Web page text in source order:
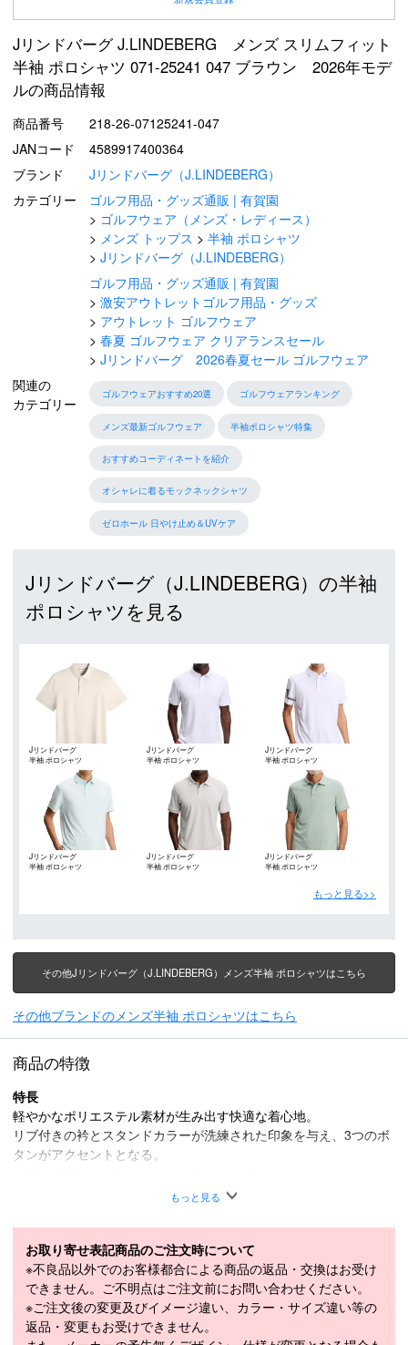
Jリンドバーグ J.LINDEBERG メンズ スリムフィット
半袖 ポロシャツ 071-25241 047 ブラウン 2026年モデ
ルの商品情報
商品番号
218-26-07125241-047
JANコード
4589917400364
ブランド
Jリンドバーグ（J.LINDEBERG）
カテゴリー
ゴルフ用品・グッズ通販 | 有賀園
ゴルフウェア（メンズ・レディース）
メンズ トップス
半袖 ポロシャツ
Jリンドバーグ（J.LINDEBERG）
ゴルフ用品・グッズ通販 | 有賀園
激安アウトレットゴルフ用品・グッズ
アウトレット ゴルフウェア
春夏 ゴルフウェア クリアランスセール
Jリンドバーグ 2026春夏セール ゴルフウェア
関連の
カテゴリー
ゴルフウェアおすすめ20選 ゴルフウェアランキング
メンズ最新ゴルフウェア 半袖ポロシャツ特集
おすすめコーディネートを紹介
オシャレに着るモックネックシャツ
ゼロホール 日やけ止め＆UVケア
Jリンドバーグ（J.LINDEBERG）の半袖
ポロシャツを見る
Jリンドバーグ
（J.LINDEBERG）
半袖 ポロシャツ
Jリンドバーグ
（J.LINDEBERG）
半袖 ポロシャツ
Jリンドバーグ
（J.LINDEBERG）
半袖 ポロシャツ
Jリンドバーグ
（J.LINDEBERG）
半袖 ポロシャツ
Jリンドバーグ
（J.LINDEBERG）
半袖 ポロシャツ
Jリンドバーグ
（J.LINDEBERG）
半袖 ポロシャツ
もっと見る>>
その他Jリンドバーグ（J.LINDEBERG）メンズ半袖 ポロシャツはこちら
その他ブランドのメンズ半袖 ポロシャツはこちら
商品の特徴
特長
軽やかなポリエステル素材が生み出す快適な着心地。
リブ付きの衿とスタンドカラーが洗練された印象を与え、3つのボ
タンがアクセントとなる。
大限に引き出す。
エッジの効いたデザインが、妥協を知らないアスリートの内面的な
自信を引き立てる。
■ストレッチ
■吸水
もっと見る
お取り寄せ表記商品のご注文時について
※不良品以外でのお客様都合による商品の返品・交換はお受け
できません。ご不明点はご注文前にお問い合わせください。
※ご注文後の変更及びイメージ違い、カラー・サイズ違い等の
返品・変更もお受けできません。